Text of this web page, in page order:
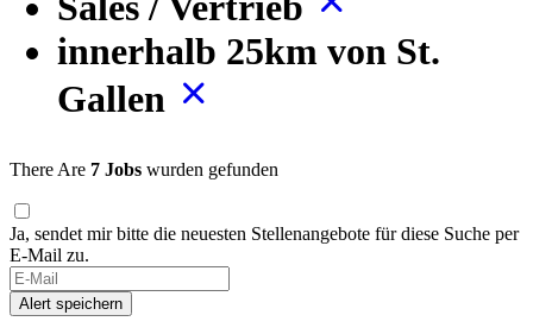
innerhalb 25km von St.
Gallen
There Are 7 Jobs wurden gefunden
Ja, sendet mir bitte die neuesten Stellenangebote für diese Suche per
E-Mail zu.
Alert speichern